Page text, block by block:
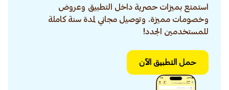
استمتع بميزات حصرية داخل التطبيق وعروض
وخصومات مميزة. وتوصيل مجاني لمدة سنة كاملة
للمستخدمين الجدد!
حمل التطبيق الآن